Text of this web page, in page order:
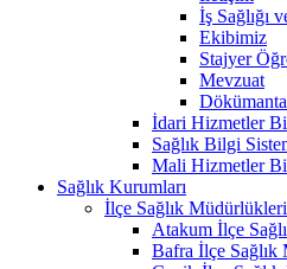
İş Sağlığı
Ekibimiz
Stajyer
Mevzuat
İdari Hizmetler
Sağlık Bilgi
Mali Hizmetler
Sağlık Kurumları
İlçe Sağlık Müdürlükleri
Atakum İlçe
Bafra İlçe Sağlık